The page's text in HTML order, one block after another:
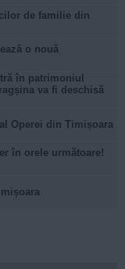
de familie din
o nouă
în patrimoniul
va fi deschisă
Operei din Timișoara
în orele următoare!